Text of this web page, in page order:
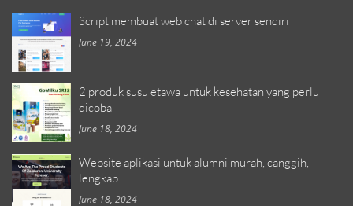
Script membuat web chat di server sendiri
June 19, 2024
2 produk susu etawa untuk kesehatan yang perlu
dicoba
June 18, 2024
Website aplikasi untuk alumni murah, canggih,
lengkap
June 18, 2024